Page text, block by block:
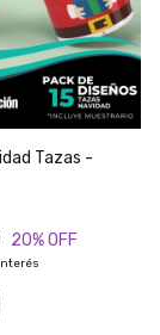
Tazas -
20% OFF